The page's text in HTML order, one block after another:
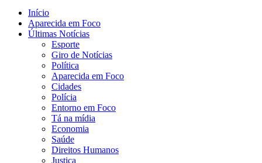
Início
Aparecida em Foco
Últimas Notícias
Esporte
Giro de Notícias
Política
Aparecida em Foco
Cidades
Polícia
Entorno em Foco
Tá na mídia
Economia
Saúde
Direitos Humanos
Justiça